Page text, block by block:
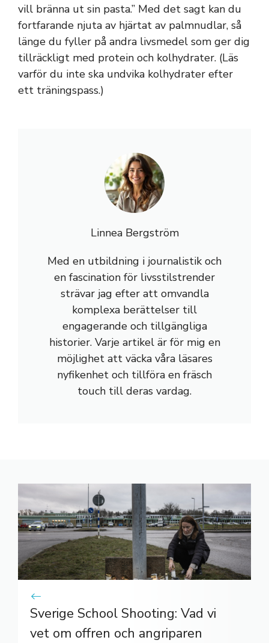
vill bränna ut sin pasta.” Med det sagt kan du
fortfarande njuta av hjärtat av palmnudlar, så
länge du fyller på andra livsmedel som ger dig
tillräckligt med protein och kolhydrater. (Läs
varför du inte ska undvika kolhydrater efter
ett träningspass.)
Linnea Bergström
Med en utbildning i journalistik och
en fascination för livsstilstrender
strävar jag efter att omvandla
komplexa berättelser till
engagerande och tillgängliga
historier. Varje artikel är för mig en
möjlighet att väcka våra läsares
nyfikenhet och tillföra en fräsch
touch till deras vardag.
Sverige School Shooting: Vad vi
vet om offren och angriparen